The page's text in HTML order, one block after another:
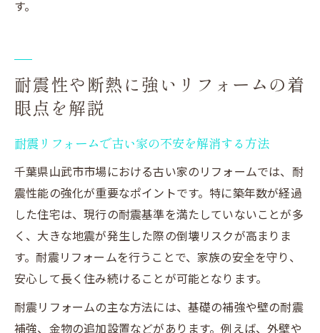
す。
耐震性や断熱に強いリフォームの着
眼点を解説
耐震リフォームで古い家の不安を解消する方法
千葉県山武市市場における古い家のリフォームでは、耐
震性能の強化が重要なポイントです。特に築年数が経過
した住宅は、現行の耐震基準を満たしていないことが多
く、大きな地震が発生した際の倒壊リスクが高まりま
す。耐震リフォームを行うことで、家族の安全を守り、
安心して長く住み続けることが可能となります。
耐震リフォームの主な方法には、基礎の補強や壁の耐震
補強、金物の追加設置などがあります。例えば、外壁や